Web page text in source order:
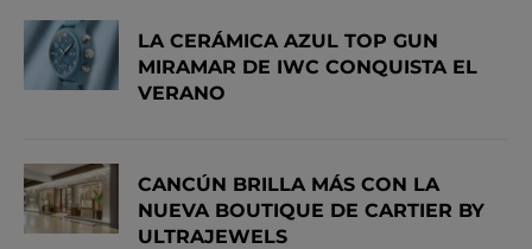
LA CERÁMICA AZUL TOP GUN
MIRAMAR DE IWC CONQUISTA EL
VERANO
CANCÚN BRILLA MÁS CON LA
NUEVA BOUTIQUE DE CARTIER BY
ULTRAJEWELS